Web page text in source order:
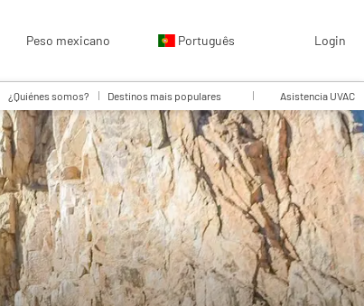
Peso mexicano Português Login
¿Quiénes somos? Destinos mais populares Asistencia UVAC